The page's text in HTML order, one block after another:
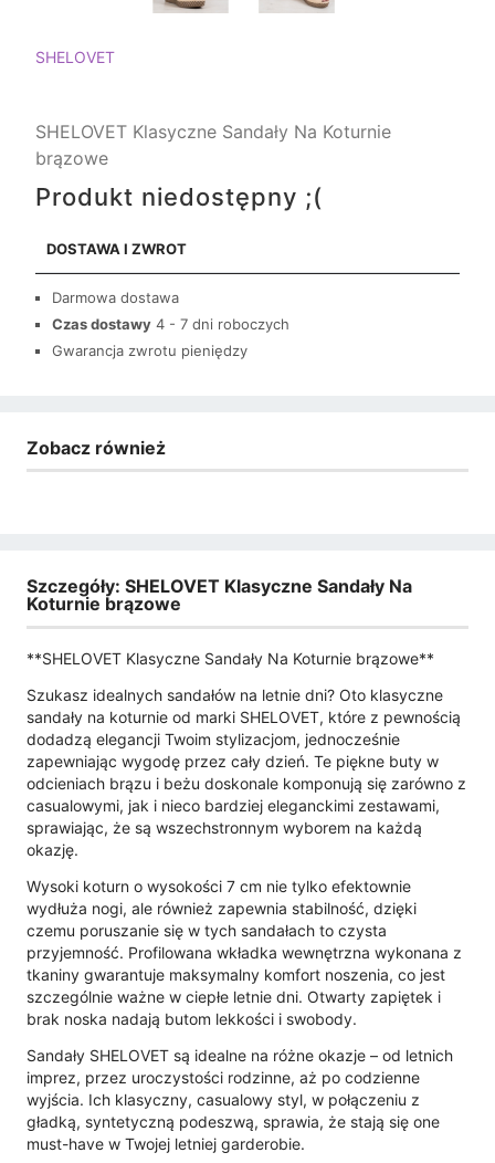
SHELOVET
SHELOVET Klasyczne Sandały Na Koturnie
brązowe
Produkt niedostępny ;(
DOSTAWA I ZWROT
Darmowa dostawa
Czas dostawy 4 - 7 dni roboczych
Gwarancja zwrotu pieniędzy
Zobacz również
Szczegóły: SHELOVET Klasyczne Sandały Na
Koturnie brązowe
**SHELOVET Klasyczne Sandały Na Koturnie brązowe**
Szukasz idealnych sandałów na letnie dni? Oto klasyczne
sandały na koturnie od marki SHELOVET, które z pewnością
dodadzą elegancji Twoim stylizacjom, jednocześnie
zapewniając wygodę przez cały dzień. Te piękne buty w
odcieniach brązu i beżu doskonale komponują się zarówno z
casualowymi, jak i nieco bardziej eleganckimi zestawami,
sprawiając, że są wszechstronnym wyborem na każdą
okazję.
Wysoki koturn o wysokości 7 cm nie tylko efektownie
wydłuża nogi, ale również zapewnia stabilność, dzięki
czemu poruszanie się w tych sandałach to czysta
przyjemność. Profilowana wkładka wewnętrzna wykonana z
tkaniny gwarantuje maksymalny komfort noszenia, co jest
szczególnie ważne w ciepłe letnie dni. Otwarty zapiętek i
brak noska nadają butom lekkości i swobody.
Sandały SHELOVET są idealne na różne okazje – od letnich
imprez, przez uroczystości rodzinne, aż po codzienne
wyjścia. Ich klasyczny, casualowy styl, w połączeniu z
gładką, syntetyczną podeszwą, sprawia, że stają się one
must-have w Twojej letniej garderobie.